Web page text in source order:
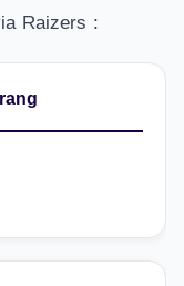
Raizers :